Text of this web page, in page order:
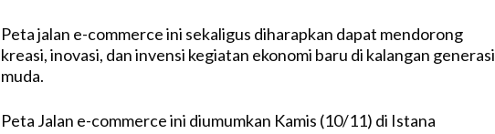
e
Peta jalan e-commerce ini sekaligus diharapkan dapat mendorong
kreasi, inovasi, dan invensi kegiatan ekonomi baru di kalangan generasi
muda.
Peta Jalan e-commerce ini diumumkan Kamis (10/11) di Istana